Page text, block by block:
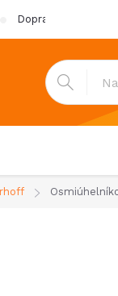
Doprava & platba